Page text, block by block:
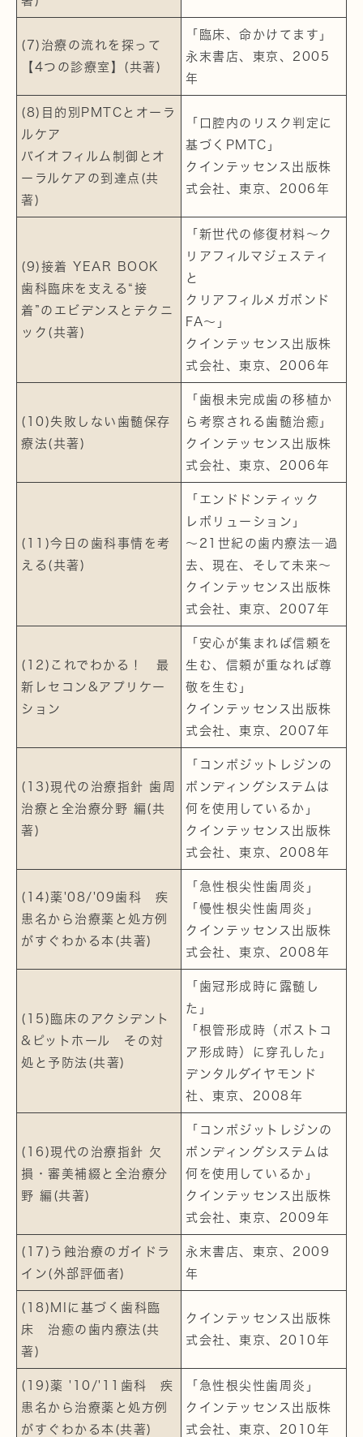
(7)治療の流れを探って
【4つの診療室】(共著)
「臨床、命かけてます」
永末書店、東京、2005
年
(8)目的別PMTCとオーラ
ルケア
バイオフィルム制御とオ
ーラルケアの到達点(共
著)
「口腔内のリスク判定に
基づくPMTC」
クインテッセンス出版株
式会社、東京、2006年
(9)接着 YEAR BOOK
歯科臨床を支える“接
着”のエビデンスとテクニ
ック(共著)
「新世代の修復材料～ク
リアフィルマジェスティ
と
クリアフィルメガボンド
FA～」
クインテッセンス出版株
式会社、東京、2006年
(10)失敗しない歯髄保存
療法(共著)
「歯根未完成歯の移植か
ら考察される歯髄治癒」
クインテッセンス出版株
式会社、東京、2006年
(11)今日の歯科事情を考
える(共著)
「エンドドンティック
レボリューション」
～21世紀の歯内療法―過
去、現在、そして未来～
クインテッセンス出版株
式会社、東京、2007年
(12)これでわかる！ 最
新レセコン&アプリケー
ション
「安心が集まれば信頼を
生む、信頼が重なれば尊
敬を生む」
クインテッセンス出版株
式会社、東京、2007年
(13)現代の治療指針 歯周
治療と全治療分野 編(共
著)
「コンポジットレジンの
ボンディングシステムは
何を使用しているか」
クインテッセンス出版株
式会社、東京、2008年
(14)薬'08/'09歯科 疾
患名から治療薬と処方例
がすぐわかる本(共著)
「急性根尖性歯周炎」
「慢性根尖性歯周炎」
クインテッセンス出版株
式会社、東京、2008年
(15)臨床のアクシデント
&ピットホール その対
処と予防法(共著)
「歯冠形成時に露髄し
た」
「根管形成時（ポストコ
ア形成時）に穿孔した」
デンタルダイヤモンド
社、東京、2008年
(16)現代の治療指針 欠
損・審美補綴と全治療分
野 編(共著)
「コンポジットレジンの
ボンディングシステムは
何を使用しているか」
クインテッセンス出版株
式会社、東京、2009年
(17)う蝕治療のガイドラ
イン(外部評価者)
永末書店、東京、2009
年
(18)MIに基づく歯科臨
床 治癒の歯内療法(共
著)
クインテッセンス出版株
式会社、東京、2010年
(19)薬 '10/'11歯科 疾
患名から治療薬と処方例
がすぐわかる本(共著)
「急性根尖性歯周炎」
クインテッセンス出版株
式会社、東京、2010年